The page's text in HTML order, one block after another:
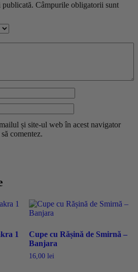
publicată. Câmpurile obligatorii sunt
și site-ul web în acest navigator
comentez.
1
Cupe cu Rășină de Smirnă –
Banjara
16,00 lei